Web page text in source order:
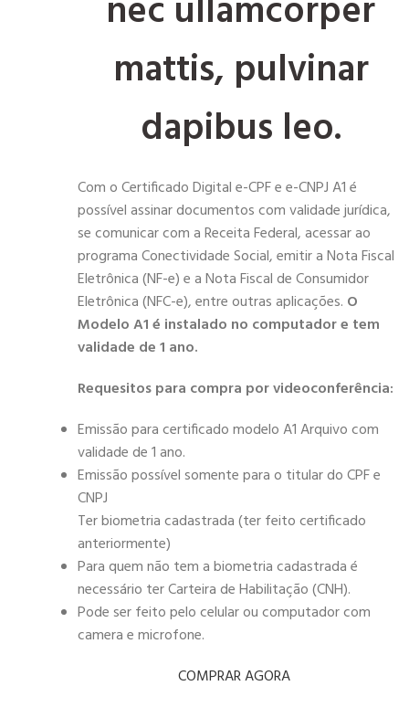
nec ullamcorper
mattis, pulvinar
dapibus leo.
Com o Certificado Digital e-CPF e e-CNPJ A1 é
possível assinar documentos com validade jurídica,
se comunicar com a Receita Federal, acessar ao
programa Conectividade Social, emitir a Nota Fiscal
Eletrônica (NF-e) e a Nota Fiscal de Consumidor
Eletrônica (NFC-e), entre outras aplicações. O
Modelo A1 é instalado no computador e tem
validade de 1 ano.
Requesitos para compra por videoconferência:
Emissão para certificado modelo A1 Arquivo com
validade de 1 ano.
Emissão possível somente para o titular do CPF e
CNPJ
Ter biometria cadastrada (ter feito certificado
anteriormente)
Para quem não tem a biometria cadastrada é
necessário ter Carteira de Habilitação (CNH).
Pode ser feito pelo celular ou computador com
camera e microfone.
COMPRAR AGORA